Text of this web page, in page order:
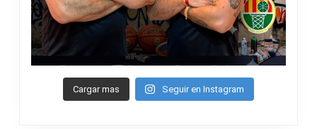
Cargar mas Seguir en Instagram